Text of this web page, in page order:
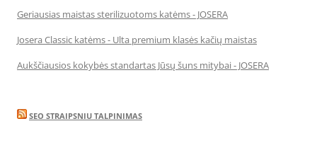
Geriausias maistas sterilizuotoms katėms - JOSERA
Josera Classic katėms - Ulta premium klasės kačių maistas
Aukščiausios kokybės standartas Jūsų šuns mitybai - JOSERA
SEO STRAIPSNIU TALPINIMAS